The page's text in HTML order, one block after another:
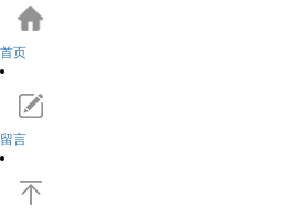
首页
留言